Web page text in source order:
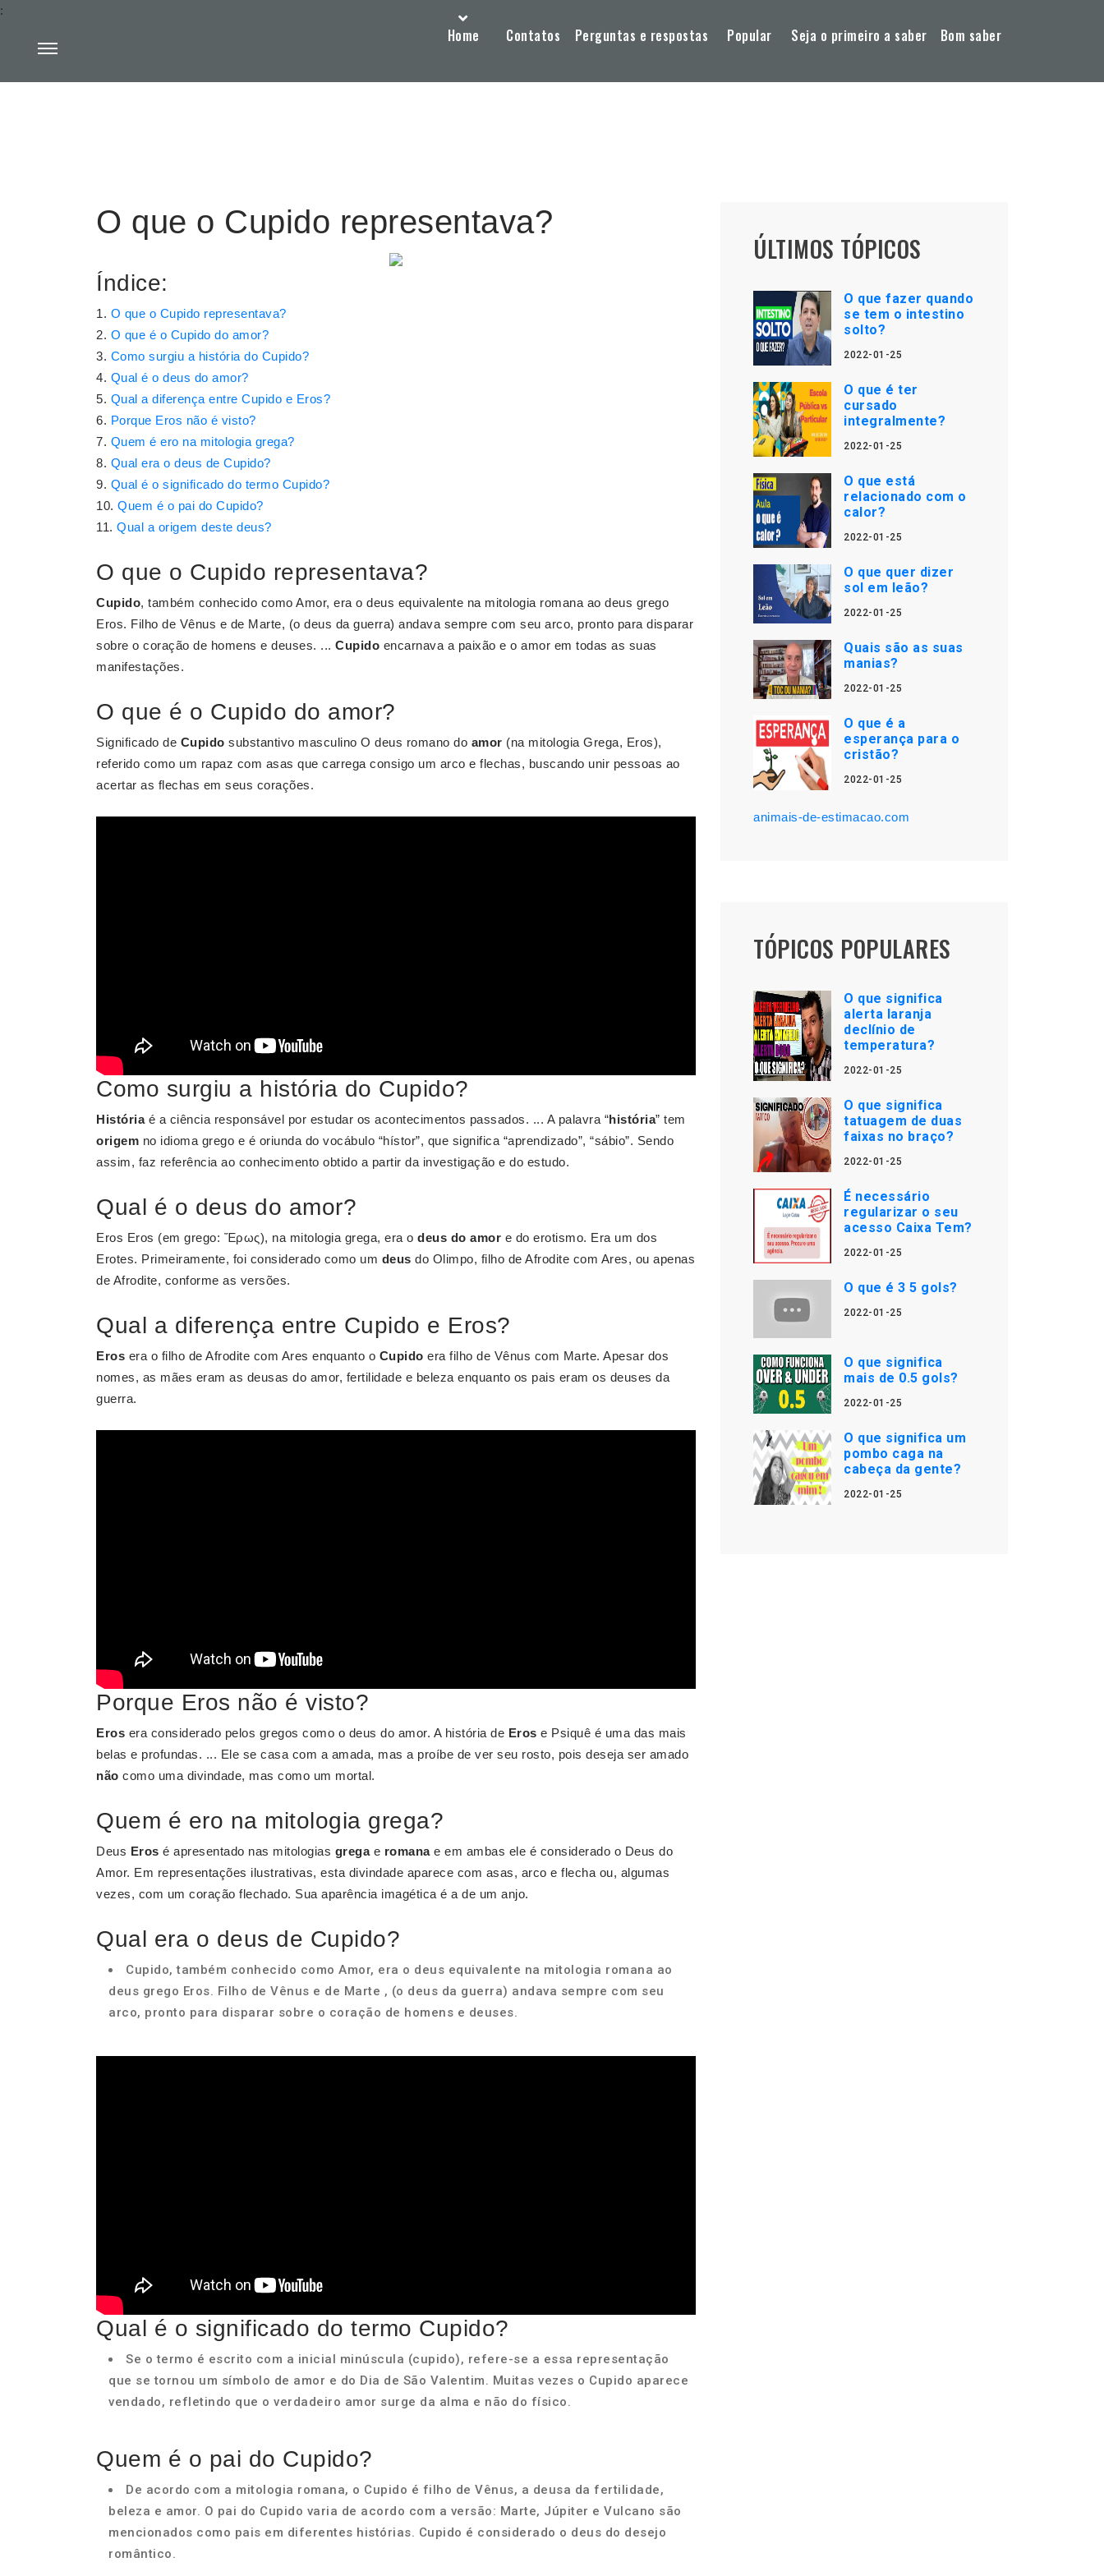
Home Contatos Perguntas e respostas Popular Seja o primeiro a saber Bom saber
:
O que o Cupido representava?
Índice:
O que o Cupido representava?
O que é o Cupido do amor?
Como surgiu a história do Cupido?
Qual é o deus do amor?
Qual a diferença entre Cupido e Eros?
Porque Eros não é visto?
Quem é ero na mitologia grega?
Qual era o deus de Cupido?
Qual é o significado do termo Cupido?
Quem é o pai do Cupido?
Qual a origem deste deus?
O que o Cupido representava?
Cupido, também conhecido como Amor, era o deus equivalente na mitologia romana ao deus grego
Eros. Filho de Vênus e de Marte, (o deus da guerra) andava sempre com seu arco, pronto para disparar
sobre o coração de homens e deuses. ... Cupido encarnava a paixão e o amor em todas as suas
manifestações.
O que é o Cupido do amor?
Significado de Cupido substantivo masculino O deus romano do amor (na mitologia Grega, Eros),
referido como um rapaz com asas que carrega consigo um arco e flechas, buscando unir pessoas ao
acertar as flechas em seus corações.
Como surgiu a história do Cupido?
Históriaé a ciência responsável por estudar os acontecimentos passados. ... A palavra “história” tem
origem no idioma grego e é oriunda do vocábulo “hístor”, que significa “aprendizado”, “sábio”. Sendo
assim, faz referência ao conhecimento obtido a partir da investigação e do estudo.
Qual é o deus do amor?
Eros Eros (em grego: Ἔρως), na mitologia grega, era o deus do amor e do erotismo. Era um dos
Erotes. Primeiramente, foi considerado como um deus do Olimpo, filho de Afrodite com Ares, ou apenas
de Afrodite, conforme as versões.
Qual a diferença entre Cupido e Eros?
Eros era o filho de Afrodite com Ares enquanto o Cupido era filho de Vênus com Marte. Apesar dos
nomes, as mães eram as deusas do amor, fertilidade e beleza enquanto os pais eram os deuses da
guerra.
Porque Eros não é visto?
Eros era considerado pelos gregos como o deus do amor. A história de Eros e Psiquê é uma das mais
belas e profundas. ... Ele se casa com a amada, mas a proíbe de ver seu rosto, pois deseja ser amado
não como uma divindade, mas como um mortal.
Quem é ero na mitologia grega?
Deus Eros é apresentado nas mitologias gregae romanae em ambas ele é considerado o Deus do
Amor. Em representações ilustrativas, esta divindade aparece com asas, arco e flecha ou, algumas
vezes, com um coração flechado. Sua aparência imagética é a de um anjo.
Qual era o deus de Cupido?
Cupido, também conhecido como Amor, era o deus equivalente na mitologia romana ao
deus grego Eros. Filho de Vênus e de Marte , (o deus da guerra) andava sempre com seu
arco, pronto para disparar sobre o coração de homens e deuses.
Qual é o significado do termo Cupido?
Se o termo é escrito com a inicial minúscula (cupido), refere-se a essa representação
que se tornou um símbolo de amor e do Dia de São Valentim. Muitas vezes o Cupido aparece
vendado, refletindo que o verdadeiro amor surge da alma e não do físico.
Quem é o pai do Cupido?
De acordo com a mitologia romana, o Cupido é filho de Vênus, a deusa da fertilidade,
beleza e amor. O pai do Cupido varia de acordo com a versão: Marte, Júpiter e Vulcano são
mencionados como pais em diferentes histórias. Cupido é considerado o deus do desejo
romântico.
ÚLTIMOS TÓPICOS
O que fazer quando
se tem o intestino
solto?
2022-01-25
O que é ter
cursado
integralmente?
2022-01-25
O que está
relacionado com o
calor?
2022-01-25
O que quer dizer
sol em leão?
2022-01-25
Quais são as suas
manias?
2022-01-25
O que é a
esperança para o
cristão?
2022-01-25
animais-de-estimacao.com
TÓPICOS POPULARES
O que significa
alerta laranja
declínio de
temperatura?
2022-01-25
O que significa
tatuagem de duas
faixas no braço?
2022-01-25
É necessário
regularizar o seu
acesso Caixa Tem?
2022-01-25
O que é 3 5 gols?
2022-01-25
O que significa
mais de 0.5 gols?
2022-01-25
O que significa um
pombo caga na
cabeça da gente?
2022-01-25